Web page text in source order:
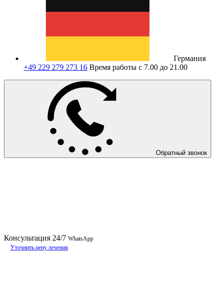
Германия
+49 229 279 273 16 Время работы с 7.00 до 21.00
Обратный звонок
Консультация 24/7 WhatsApp
Уточнить цену лечения